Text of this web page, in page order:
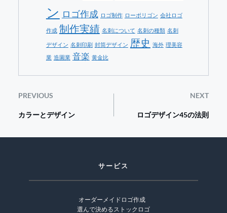
ン ロゴ作成 ロゴ制作 ローポリゴン 会社ロゴ
作成 制作実績 名刺について 名刺の種類 名刺
デザイン 名刺印刷 封筒デザイン 歴史 海外 理美容
業 造園業 音楽 黄金比
PREVIOUS NEXT
カラーとデザイン ロゴデザイン45の法則
サービス
オーダーメイドロゴ作成
選んで決めるストックロゴ